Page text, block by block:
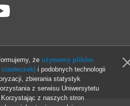
Uniwersytet Gdański
że używamy plików
i podobnych technologii
zbierania statystyk
z serwisu Uniwersytetu
z naszych stron